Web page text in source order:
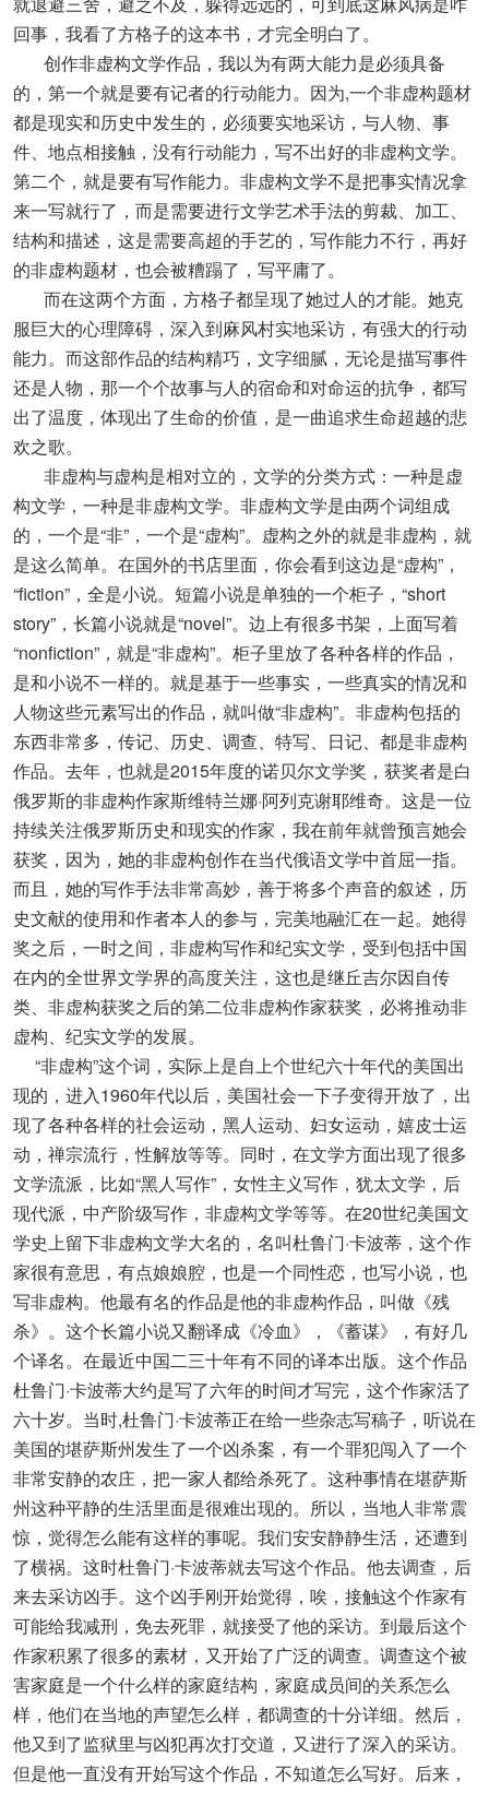
回事，我看了方格子的这本书，才完全明白了。
创作非虚构文学作品，我以为有两大能力是必须具备
的，第一个就是要有记者的行动能力。因为,一个非虚构题材
都是现实和历史中发生的，必须要实地采访，与人物、事
件、地点相接触，没有行动能力，写不出好的非虚构文学。
第二个，就是要有写作能力。非虚构文学不是把事实情况拿
来一写就行了，而是需要进行文学艺术手法的剪裁、加工、
结构和描述，这是需要高超的手艺的，写作能力不行，再好
的非虚构题材，也会被糟蹋了，写平庸了。
而在这两个方面，方格子都呈现了她过人的才能。她克
服巨大的心理障碍，深入到麻风村实地采访，有强大的行动
能力。而这部作品的结构精巧，文字细腻，无论是描写事件
还是人物，那一个个故事与人的宿命和对命运的抗争，都写
出了温度，体现出了生命的价值，是一曲追求生命超越的悲
欢之歌。
非虚构与虚构是相对立的，文学的分类方式：一种是虚
构文学，一种是非虚构文学。非虚构文学是由两个词组成
的，一个是“非”，一个是“虚构”。虚构之外的就是非虚构，就
是这么简单。在国外的书店里面，你会看到这边是“虚构”，
“fiction”，全是小说。短篇小说是单独的一个柜子，“short
story”，长篇小说就是“novel”。边上有很多书架，上面写着
“nonfiction”，就是“非虚构”。柜子里放了各种各样的作品，
是和小说不一样的。就是基于一些事实，一些真实的情况和
人物这些元素写出的作品，就叫做“非虚构”。非虚构包括的
东西非常多，传记、历史、调查、特写、日记、都是非虚构
作品。去年，也就是2015年度的诺贝尔文学奖，获奖者是白
俄罗斯的非虚构作家斯维特兰娜·阿列克谢耶维奇。这是一位
持续关注俄罗斯历史和现实的作家，我在前年就曾预言她会
获奖，因为，她的非虚构创作在当代俄语文学中首屈一指。
而且，她的写作手法非常高妙，善于将多个声音的叙述，历
史文献的使用和作者本人的参与，完美地融汇在一起。她得
奖之后，一时之间，非虚构写作和纪实文学，受到包括中国
在内的全世界文学界的高度关注，这也是继丘吉尔因自传
类、非虚构获奖之后的第二位非虚构作家获奖，必将推动非
虚构、纪实文学的发展。
“非虚构”这个词，实际上是自上个世纪六十年代的美国出
现的，进入1960年代以后，美国社会一下子变得开放了，出
现了各种各样的社会运动，黑人运动、妇女运动，嬉皮士运
动，禅宗流行，性解放等等。同时，在文学方面出现了很多
文学流派，比如“黑人写作”，女性主义写作，犹太文学，后
现代派，中产阶级写作，非虚构文学等等。在20世纪美国文
学史上留下非虚构文学大名的，名叫杜鲁门·卡波蒂，这个作
家很有意思，有点娘娘腔，也是一个同性恋，也写小说，也
写非虚构。他最有名的作品是他的非虚构作品，叫做《残
杀》。这个长篇小说又翻译成《冷血》，《蓄谋》，有好几
个译名。在最近中国二三十年有不同的译本出版。这个作品
杜鲁门·卡波蒂大约是写了六年的时间才写完，这个作家活了
六十岁。当时,杜鲁门·卡波蒂正在给一些杂志写稿子，听说在
美国的堪萨斯州发生了一个凶杀案，有一个罪犯闯入了一个
非常安静的农庄，把一家人都给杀死了。这种事情在堪萨斯
州这种平静的生活里面是很难出现的。所以，当地人非常震
惊，觉得怎么能有这样的事呢。我们安安静静生活，还遭到
了横祸。这时杜鲁门·卡波蒂就去写这个作品。他去调查，后
来去采访凶手。这个凶手刚开始觉得，唉，接触这个作家有
可能给我减刑，免去死罪，就接受了他的采访。到最后这个
作家积累了很多的素材，又开始了广泛的调查。调查这个被
害家庭是一个什么样的家庭结构，家庭成员间的关系怎么
样，他们在当地的声望怎么样，都调查的十分详细。然后，
他又到了监狱里与凶犯再次打交道，又进行了深入的采访。
但是他一直没有开始写这个作品，不知道怎么写好。后来，